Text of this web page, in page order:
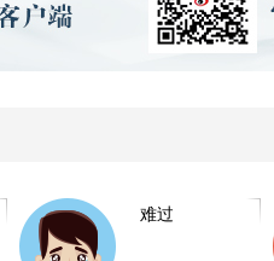
难过